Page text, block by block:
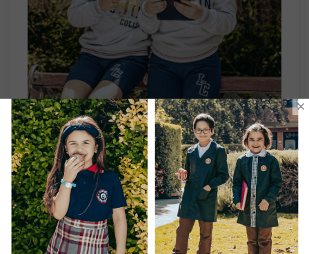
¿Tienes dudas con tu Pantalón Buzo Boston
College Alto Macul?
Escríbenos o llámanos al +569 74403484 o contáctanos
aquí
Tu hijo con lo mejor
Prefiere prendas hechas en Chile con Fair Trade.
×